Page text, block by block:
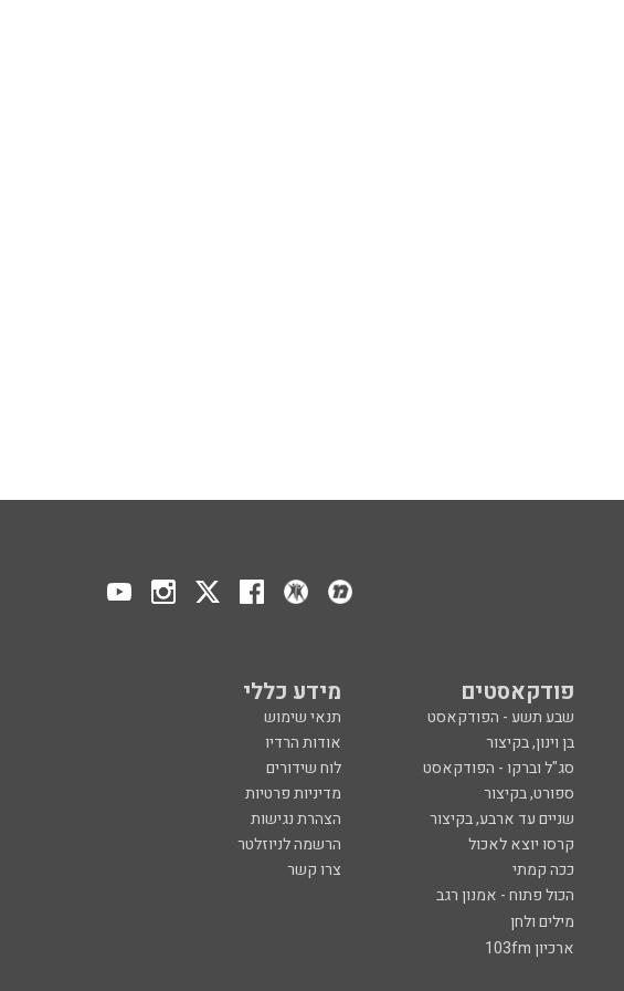
פודקאסטים מידע כללי
שבע תשע - הפודקאסט
תנאי שימוש
בן וינון, בקיצור
אודות הרדיו
סג"ל וברקו - הפודקאסט
לוח שידורים
ספורט, בקיצור
מדיניות פרטיות
שניים עד ארבע, בקיצור
הצהרת נגישות
קרסו יוצא לאכול
הרשמה לניוזלטר
ככה קמתי
צרו קשר
הכול פתוח - אמנון רגב
מילים ולחן
ארכיון 103fm